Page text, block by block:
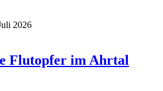
2026
Flutopfer im Ahrtal